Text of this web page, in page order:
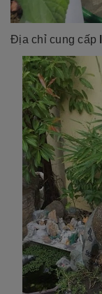
Địa chỉ cung cấp